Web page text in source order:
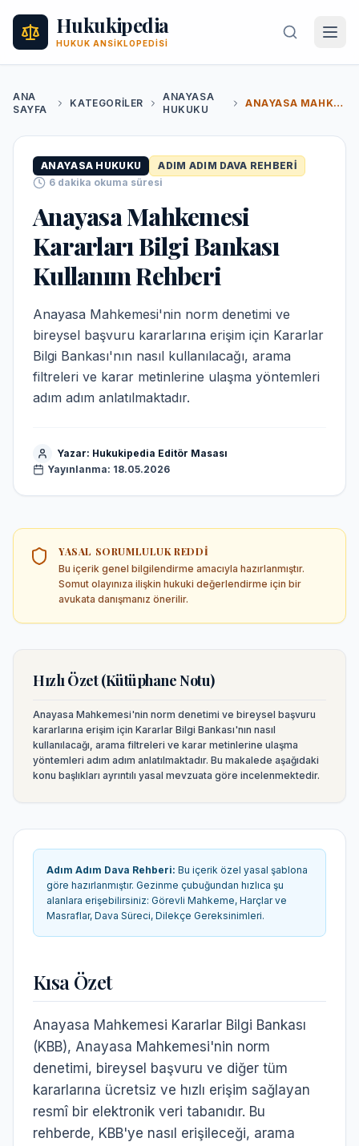
Hukukipedia
HUKUK ANSIKLOPEDISI
ANA
SAYFA
KATEGORILER
ANAYASA
HUKUKU
ANAYASA MAHKEMESI KARARLARI BILGI BANKASI KULLANIM REHBERI
ANAYASA HUKUKU
ADIM ADIM DAVA REHBERI
6 dakika okuma süresi
Anayasa Mahkemesi
Kararları Bilgi Bankası
Kullanım Rehberi
Anayasa Mahkemesi'nin norm denetimi ve
bireysel başvuru kararlarına erişim için Kararlar
Bilgi Bankası'nın nasıl kullanılacağı, arama
filtreleri ve karar metinlerine ulaşma yöntemleri
adım adım anlatılmaktadır.
Yazar: Hukukipedia Editör Masası
Yayınlanma: 18.05.2026
YASAL SORUMLULUK REDDI
Bu içerik genel bilgilendirme amacıyla hazırlanmıştır.
Somut olayınıza ilişkin hukuki değerlendirme için bir
avukata danışmanız önerilir.
Hızlı Özet (Kütüphane Notu)
Anayasa Mahkemesi'nin norm denetimi ve bireysel başvuru
kararlarına erişim için Kararlar Bilgi Bankası'nın nasıl
kullanılacağı, arama filtreleri ve karar metinlerine ulaşma
yöntemleri adım adım anlatılmaktadır. Bu makalede aşağıdaki
konu başlıkları ayrıntılı yasal mevzuata göre incelenmektedir.
Adım Adım Dava Rehberi: Bu içerik özel yasal şablona
göre hazırlanmıştır. Gezinme çubuğundan hızlıca şu
alanlara erişebilirsiniz: Görevli Mahkeme, Harçlar ve
Masraflar, Dava Süreci, Dilekçe Gereksinimleri.
Kısa Özet
Anayasa Mahkemesi Kararlar Bilgi Bankası
(KBB), Anayasa Mahkemesi'nin norm
denetimi, bireysel başvuru ve diğer tüm
kararlarına ücretsiz ve hızlı erişim sağlayan
resmî bir elektronik veri tabanıdır. Bu
rehberde, KBB'ye nasıl erişileceği, arama